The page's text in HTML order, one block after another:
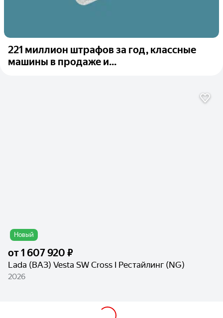
221 миллион штрафов за год, классные
машины в продаже и...
Новый
от1 607 920 ₽
Lada (ВАЗ) Vesta SW Cross I Рестайлинг (NG)
2026